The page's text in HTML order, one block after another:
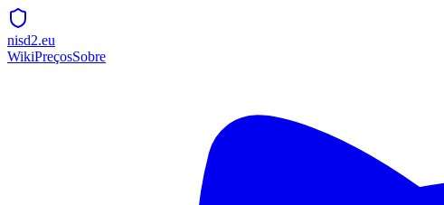
nisd2.eu
WikiPreçosSobre